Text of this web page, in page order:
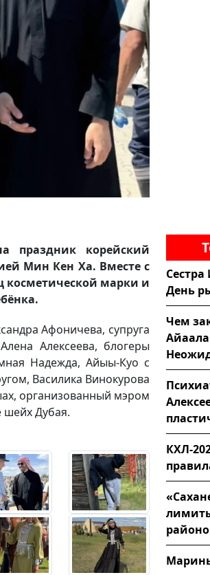
праздник корейский
Мин Кен Ха. Вместе с
косметической марки и
Афоничева, супруга
Алексеева, блогеры
Надежда, Айыы-Куо с
Василика Винокурова
организованный мэром
шейх Дубая.
День
Чем
Айаала
КХЛ-